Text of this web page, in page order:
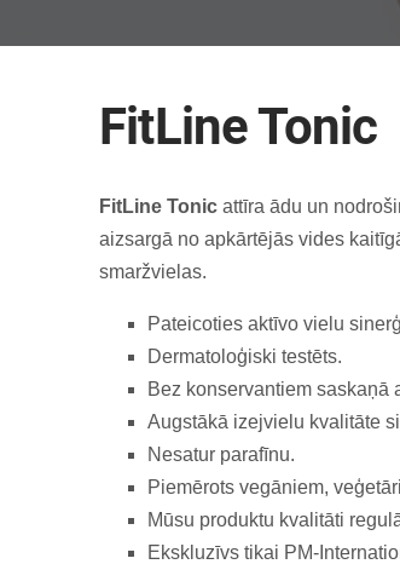
FitLine Tonic
FitLine Tonic attīra ādu un
aizsargā no apkārtējās vides
smaržvielas.
Pateicoties aktīvo vielu
Dermatoloģiski testēts.
Bez konservantiem saskaņā
Augstākā izejvielu kvalitāte
Nesatur parafīnu.
Piemērots vegāniem,
Mūsu produktu kvalitāti
Ekskluzīvs tikai PM-